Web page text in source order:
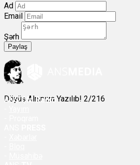
Ad
Email
Şərh
Paylaş
Döyüş Alnınıza Yazılıb! 2/216
ANSÇM Radio